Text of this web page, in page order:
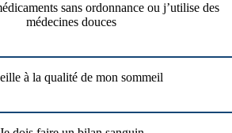
sans ordonnance ou j’utilise des
médecines douces
à la qualité de mon sommeil